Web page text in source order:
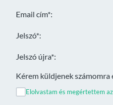
Elolvastam és megértettem
Email cím*:
Jelszó*:
Jelszó újra*:
Kérem küldjenek